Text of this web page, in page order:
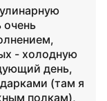
очень
- холодную
день,
(там я
полкам),